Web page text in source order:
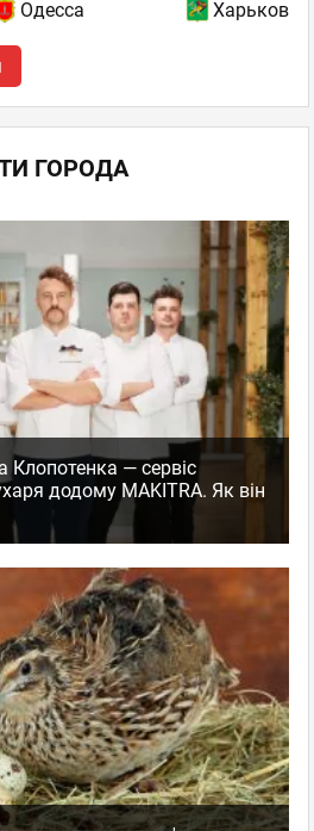
Одесса Харьков
ГОРОДА
Клопотенка — сервіс
додому MAKITRA. Як він